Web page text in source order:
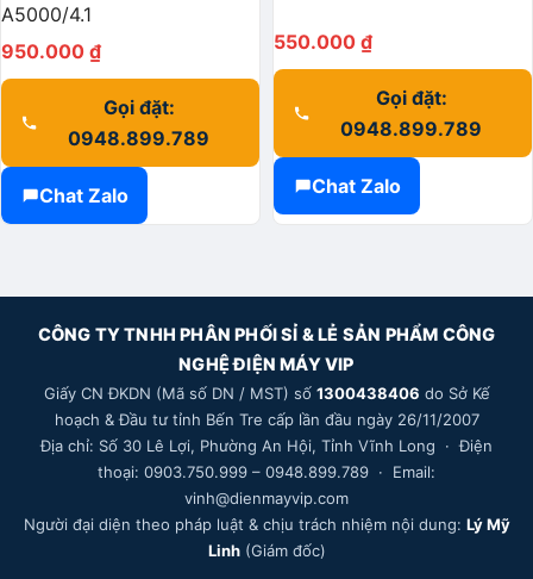
A5000/4.1
950.000 ₫
Gọi đặt:
0948.899.789
Chat Zalo
550.000 ₫
Gọi đặt:
0948.899.789
Chat Zalo
CÔNG TY TNHH PHÂN PHỐI SỈ & LẺ SẢN PHẨM CÔNG
NGHỆ ĐIỆN MÁY VIP
Giấy CN ĐKDN (Mã số DN / MST) số 1300438406 do Sở Kế
hoạch & Đầu tư tỉnh Bến Tre cấp lần đầu ngày 26/11/2007
Địa chỉ: Số 30 Lê Lợi, Phường An Hội, Tỉnh Vĩnh Long · Điện
thoại: 0903.750.999 – 0948.899.789 · Email:
vinh@dienmayvip.com
Người đại diện theo pháp luật & chịu trách nhiệm nội dung: Lý Mỹ
Linh(Giám đốc)